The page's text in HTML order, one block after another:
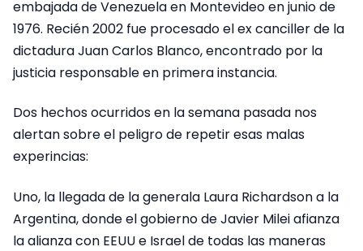
embajada de Venezuela en Montevideo en junio de
1976. Recién 2002 fue procesado el ex canciller de la
dictadura Juan Carlos Blanco, encontrado por la
justicia responsable en primera instancia.
Dos hechos ocurridos en la semana pasada nos
alertan sobre el peligro de repetir esas malas
experincias:
Uno, la llegada de la generala Laura Richardson a la
Argentina, donde el gobierno de Javier Milei afianza
la alianza con EEUU e Israel de todas las maneras